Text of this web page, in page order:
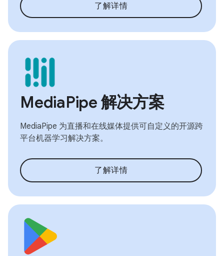
了解详情
MediaPipe 解决方案
MediaPipe 为直播和在线媒体提供可自定义的开源跨
平台机器学习解决方案。
了解详情